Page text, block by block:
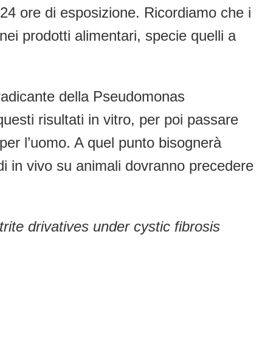
ore di esposizione. Ricordiamo che i
prodotti alimentari, specie quelli a
della Pseudomonas
risultati in vitro, per poi passare
l’uomo. A quel punto bisognerà
in vivo su animali dovranno precedere
drivatives under cystic fibrosis